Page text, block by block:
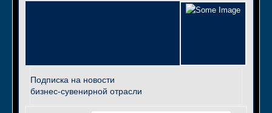
Подписка на новости
бизнес-сувенирной отрасли